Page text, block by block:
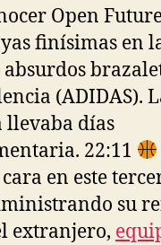
Open
finísimas en
(ADIDAS).
días
22:11
en este
su
extranjero,